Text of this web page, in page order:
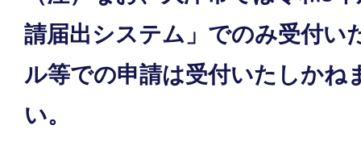
請届出システム」でのみ受付い
ル等での申請は受付いたしかね
い。